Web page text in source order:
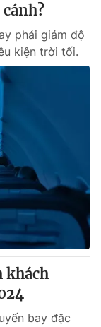
phải giảm độ
kiện trời tối.
khách
bay đặc